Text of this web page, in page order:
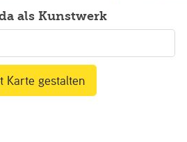
als Kunstwerk
Karte gestalten